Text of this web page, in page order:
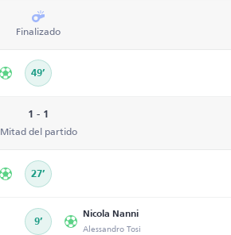
Finalizado
49’
1 - 1
Mitad del partido
27’
9’
Nicola Nanni
Alessandro Tosi